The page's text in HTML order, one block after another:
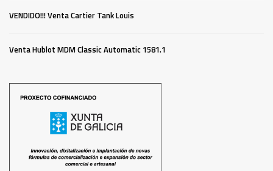
VENDIDO!!! Venta Cartier Tank Louis
Venta Hublot MDM Classic Automatic 1581.1